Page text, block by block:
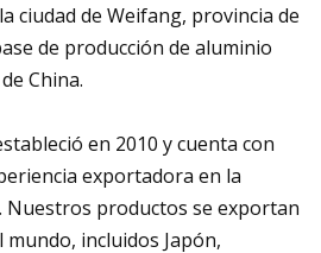
ciudad de Weifang, provincia de
de producción de aluminio
China.
en 2010 y cuenta con
exportadora en la
Nuestros productos se exportan
mundo, incluidos Japón,